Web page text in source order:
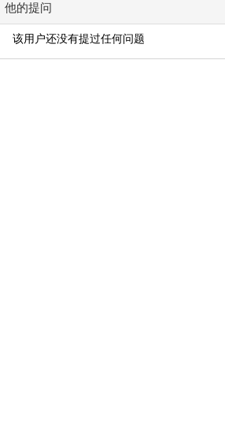
他的提问
该用户还没有提过任何问题